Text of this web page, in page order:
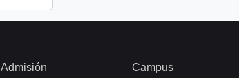
Admisión Campus